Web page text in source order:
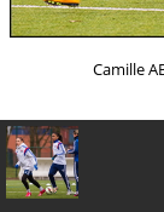
Camille